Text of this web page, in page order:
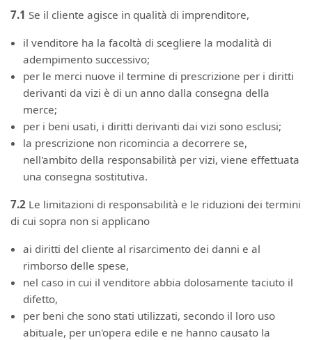
7.1 Se il cliente agisce in qualità di imprenditore,
il venditore ha la facoltà di scegliere la modalità di
adempimento successivo;
per le merci nuove il termine di prescrizione per i diritti
derivanti da vizi è di un anno dalla consegna della
merce;
per i beni usati, i diritti derivanti dai vizi sono esclusi;
la prescrizione non ricomincia a decorrere se,
nell'ambito della responsabilità per vizi, viene effettuata
una consegna sostitutiva.
7.2 Le limitazioni di responsabilità e le riduzioni dei termini
di cui sopra non si applicano
ai diritti del cliente al risarcimento dei danni e al
rimborso delle spese,
nel caso in cui il venditore abbia dolosamente taciuto il
difetto,
per beni che sono stati utilizzati, secondo il loro uso
abituale, per un'opera edile e ne hanno causato la